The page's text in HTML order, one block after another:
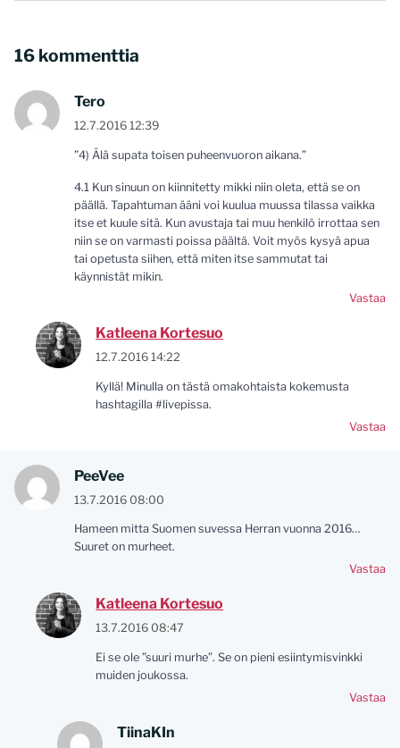
16 kommenttia
Tero
12.7.2016 12:39
”4) Älä supata toisen puheenvuoron aikana.”
4.1 Kun sinuun on kiinnitetty mikki niin oleta, että se on
päällä. Tapahtuman ääni voi kuulua muussa tilassa vaikka
itse et kuule sitä. Kun avustaja tai muu henkilö irrottaa sen
niin se on varmasti poissa päältä. Voit myös kysyä apua
tai opetusta siihen, että miten itse sammutat tai
käynnistät mikin.
Vastaa
Katleena Kortesuo
12.7.2016 14:22
Kyllä! Minulla on tästä omakohtaista kokemusta
hashtagilla #livepissa.
Vastaa
PeeVee
13.7.2016 08:00
Hameen mitta Suomen suvessa Herran vuonna 2016…
Suuret on murheet.
Vastaa
Katleena Kortesuo
13.7.2016 08:47
Ei se ole ”suuri murhe”. Se on pieni esiintymisvinkki
muiden joukossa.
Vastaa
TiinaKIn